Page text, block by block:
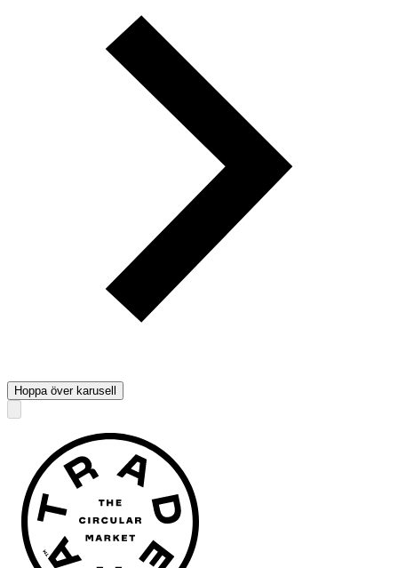
Hoppa över karusell